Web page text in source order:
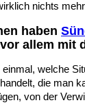
nichts
haben
allem mit
welche
die man
von der